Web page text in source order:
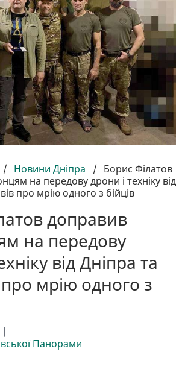
/ Новини Дніпра / Борис Філатов
на передову дрони і техніку від
про мрію одного з бійців
доправив
на передову
від Дніпра та
мрію одного з
|
Панорами